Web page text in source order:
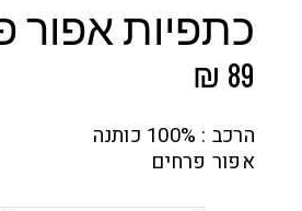
כתפיות אפור
₪ 89
הרכב : 100% כותנה
אפור פרחים